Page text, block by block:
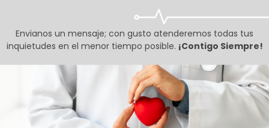
Envianos un mensaje; con gusto atenderemos todas tus
inquietudes en el menor tiempo posible. ¡Contigo Siempre!